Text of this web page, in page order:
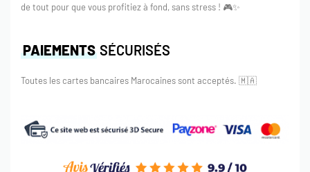
de tout pour que vous profitiez à fond, sans stress ! 🎮✨
PAIEMENTS SÉCURISÉS
Toutes les cartes bancaires Marocaines sont acceptés. 🇲🇦